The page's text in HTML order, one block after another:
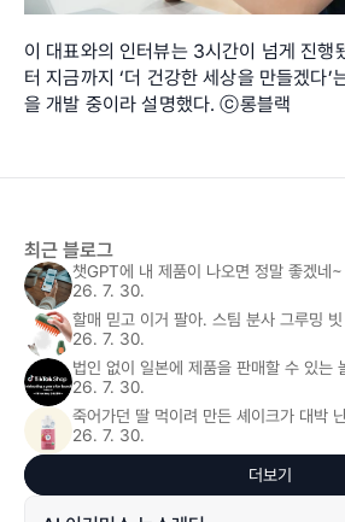
이 대표와의 인터뷰는 3시간이 넘게 진행
터 지금까지 ‘더 건강한 세상을 만들겠다’
을 개발 중이라 설명했다. ⓒ롱블랙
최근 블로그
챗GPT에 내 제품이 나오면 정말 좋겠네~
26. 7. 30.
할매 믿고 이거 팔아. 스팀 분사 그루밍
26. 7. 30.
법인 없이 일본에 제품을 판매할 수 있는
26. 7. 30.
죽어가던 딸 먹이려 만든 셰이크가 대박
26. 7. 30.
더보기